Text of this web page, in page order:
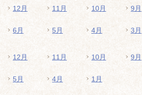
12月 11月 10月 9月
6月 5月 4月 3月
12月 11月 10月 9月
5月 4月 1月